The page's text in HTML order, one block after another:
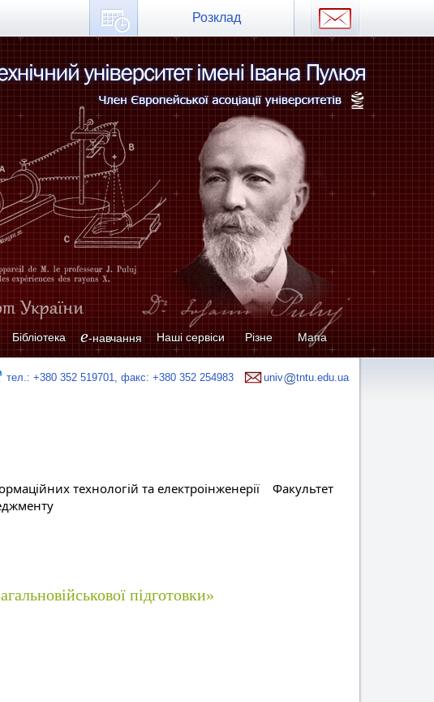
Розклад
Бібліотека e-навчання Наші сервіси Різне Мапа
тел.: +380 352 519701, факс: +380 352 254983 univ tntu.edu.ua
технологій та електроінженерії
Факультет
підготовки»